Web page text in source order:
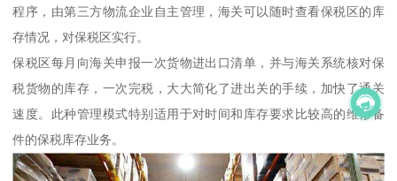
程序，由第三方物流企业自主管理，海关可以随时查看保税区的库
存情况，对保税区实行。
保税区每月向海关申报一次货物进出口清单，并与海关系统核对保
税货物的库存，一次完税，大大简化了进出关的手续，加快了通关
速度。此种管理模式特别适用于对时间和库存要求比较高的维修备
件的保税库存业务。